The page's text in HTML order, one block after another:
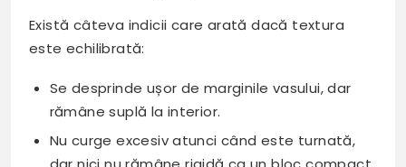
Există câteva indicii care arată dacă textura
este echilibrată:
Se desprinde ușor de marginile vasului, dar
rămâne suplă la interior.
Nu curge excesiv atunci când este turnată,